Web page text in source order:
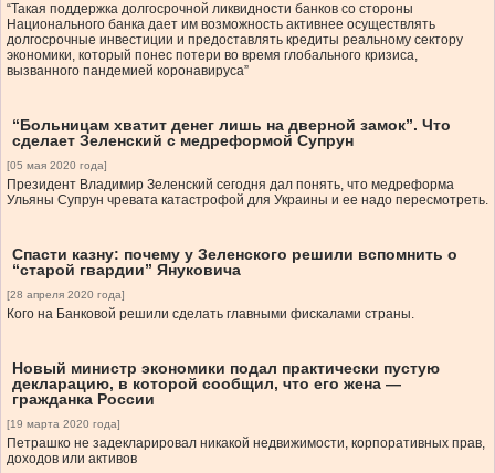
“Такая поддержка долгосрочной ликвидности банков со стороны
Национального банка дает им возможность активнее осуществлять
долгосрочные инвестиции и предоставлять кредиты реальному сектору
экономики, который понес потери во время глобального кризиса,
вызванного пандемией коронавируса”
“Больницам хватит денег лишь на дверной замок”. Что
сделает Зеленский с медреформой Супрун
[05 мая 2020 года]
Президент Владимир Зеленский сегодня дал понять, что медреформа
Ульяны Супрун чревата катастрофой для Украины и ее надо пересмотреть.
Спасти казну: почему у Зеленского решили вспомнить о
“старой гвардии” Януковича
[28 апреля 2020 года]
Кого на Банковой решили сделать главными фискалами страны.
Новый министр экономики подал практически пустую
декларацию, в которой сообщил, что его жена —
гражданка России
[19 марта 2020 года]
Петрашко не задекларировал никакой недвижимости, корпоративных прав,
доходов или активов